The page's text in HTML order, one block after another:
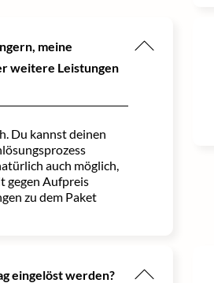
meine
weitere Leistungen
Du kannst deinen
auch möglich,
gegen Aufpreis
zu dem Paket
eingelöst werden?